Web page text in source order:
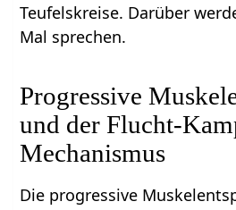
Teufelskreise. Darüber
Mal sprechen.
Progressive
und der Flucht-
Mechanismus
Die progressive